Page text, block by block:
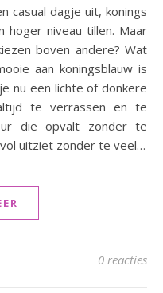
casual dagje uit, konings
hoger niveau tillen. Maar
boven andere? Wat
aan koningsblauw is
nu een lichte of donkere
te verrassen en te
die opvalt zonder te
uitziet zonder te veel…
0 reacties